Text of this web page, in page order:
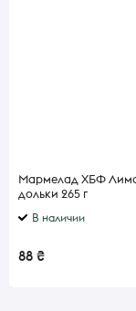
Мармелад ХБФ
дольки 265 г
В наличии
88 ₴